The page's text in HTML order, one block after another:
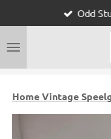
naar
Odd
Home Vintage